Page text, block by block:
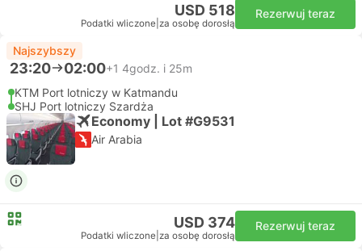
USD 518
Podatki wliczone za osobę dorosłą
Rezerwuj teraz
Najszybszy
23:20 02:00+1 4godz. i 25m
KTM Port lotniczy w Katmandu
SHJ Port lotniczy Szardża
Economy | Lot #G9531
Air Arabia
USD 374
Podatki wliczone za osobę dorosłą
Rezerwuj teraz